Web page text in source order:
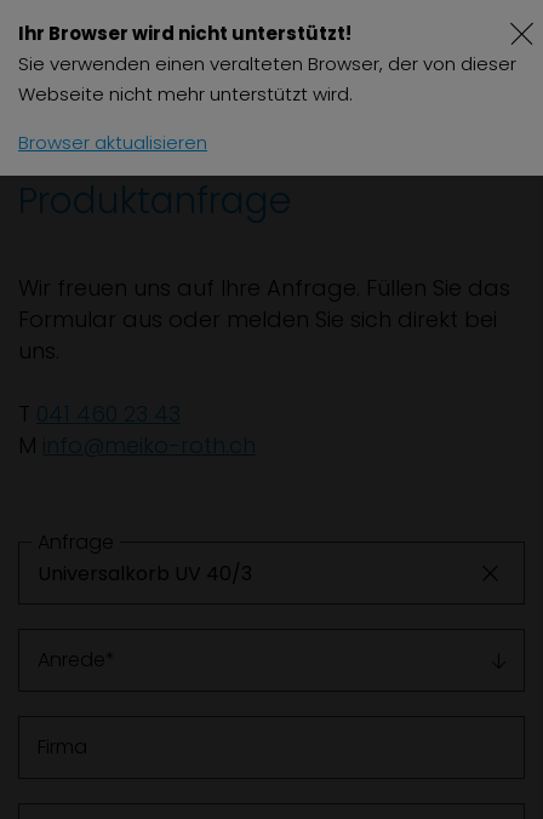
Produktanfrage
Wir freuen uns auf Ihre Anfrage. Füllen Sie das
Formular aus oder melden Sie sich direkt bei
uns.
T 041 460 23 43
M info@meiko-roth.ch
Anfrage
Anrede
Firma
Ihr Browser wird nicht unterstützt!
Sie verwenden einen veralteten Browser, der von dieser
Webseite nicht mehr unterstützt wird.
Browser aktualisieren